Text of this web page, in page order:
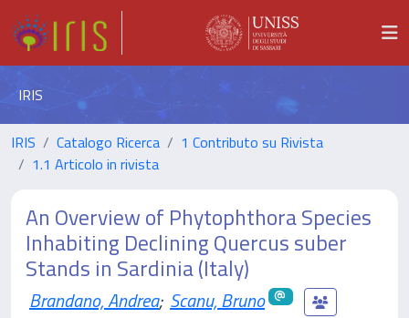
IRIS
IRIS Catalogo Ricerca
1 Contributo su Rivista
1.1 Articolo in rivista
An Overview of Phytophthora Species
Inhabiting Declining Quercus suber
Stands in Sardinia (Italy)
Brandano, Andrea; Scanu, Bruno